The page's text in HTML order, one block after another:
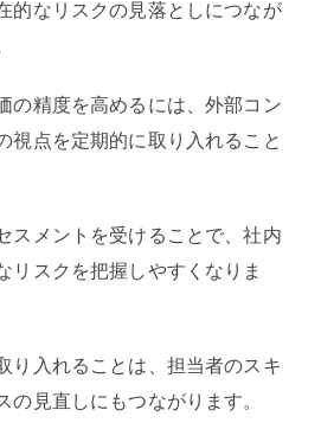
的なリスクの見落としにつなが
の精度を高めるには、外部コン
視点を定期的に取り入れること
スメントを受けることで、社内
リスクを把握しやすくなりま
り入れることは、担当者のスキ
の見直しにもつながります。